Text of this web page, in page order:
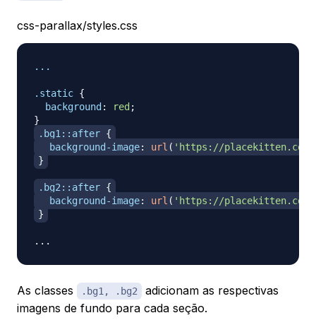
css-parallax/styles.css
...
.static {
background : red ;
}
.bg1::after {
background-image: url ( 'https://placekitten.com/
}
.bg2::after {
background-image: url ( 'https://placekitten.com/
}
As classes .bg1, .bg2
adicionam as respectivas
imagens de fundo para cada seção.